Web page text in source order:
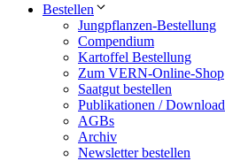
Bestellen
Jungpflanzen-Bestellung
Compendium
Kartoffel Bestellung
Zum VERN-Online-Shop
Saatgut bestellen
Publikationen / Download
AGBs
Archiv
Newsletter bestellen